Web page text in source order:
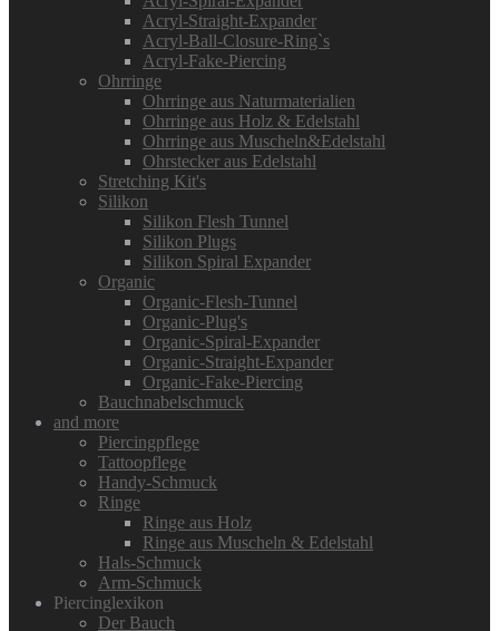
Acryl-Straight-Expander
Acryl-Ball-Closure-Ring`s
Acryl-Fake-Piercing
Ohrringe
Ohrringe aus Naturmaterialien
Ohrringe aus Holz & Edelstahl
Ohrringe aus Muscheln&Edelstahl
Ohrstecker aus Edelstahl
Stretching Kit's
Silikon
Silikon Flesh Tunnel
Silikon Plugs
Silikon Spiral Expander
Organic
Organic-Flesh-Tunnel
Organic-Plug's
Organic-Spiral-Expander
Organic-Straight-Expander
Organic-Fake-Piercing
Bauchnabelschmuck
and more
Piercingpflege
Tattoopflege
Handy-Schmuck
Ringe
Ringe aus Holz
Ringe aus Muscheln & Edelstahl
Hals-Schmuck
Arm-Schmuck
Piercinglexikon
Der Bauch